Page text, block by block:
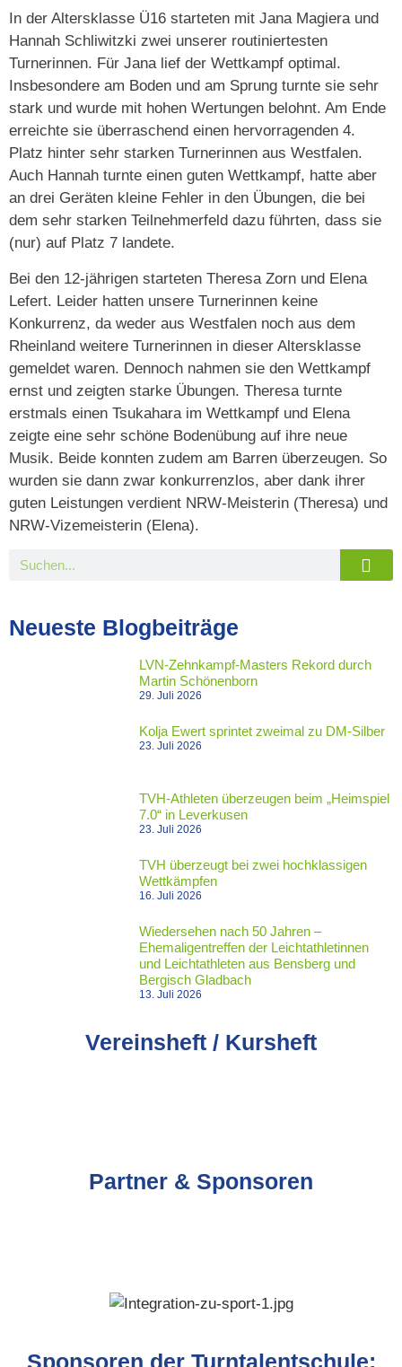
In der Altersklasse Ü16 starteten mit Jana Magiera und
Hannah Schliwitzki zwei unserer routiniertesten
Turnerinnen. Für Jana lief der Wettkampf optimal.
Insbesondere am Boden und am Sprung turnte sie sehr
stark und wurde mit hohen Wertungen belohnt. Am Ende
erreichte sie überraschend einen hervorragenden 4.
Platz hinter sehr starken Turnerinnen aus Westfalen.
Auch Hannah turnte einen guten Wettkampf, hatte aber
an drei Geräten kleine Fehler in den Übungen, die bei
dem sehr starken Teilnehmerfeld dazu führten, dass sie
(nur) auf Platz 7 landete.
Bei den 12-jährigen starteten Theresa Zorn und Elena
Lefert. Leider hatten unsere Turnerinnen keine
Konkurrenz, da weder aus Westfalen noch aus dem
Rheinland weitere Turnerinnen in dieser Altersklasse
gemeldet waren. Dennoch nahmen sie den Wettkampf
ernst und zeigten starke Übungen. Theresa turnte
erstmals einen Tsukahara im Wettkampf und Elena
zeigte eine sehr schöne Bodenübung auf ihre neue
Musik. Beide konnten zudem am Barren überzeugen. So
wurden sie dann zwar konkurrenzlos, aber dank ihrer
guten Leistungen verdient NRW-Meisterin (Theresa) und
NRW-Vizemeisterin (Elena).
Neueste Blogbeiträge
LVN-Zehnkampf-Masters Rekord durch
Martin Schönenborn
29. Juli 2026
Kolja Ewert sprintet zweimal zu DM-Silber
23. Juli 2026
TVH-Athleten überzeugen beim „Heimspiel
7.0“ in Leverkusen
23. Juli 2026
TVH überzeugt bei zwei hochklassigen
Wettkämpfen
16. Juli 2026
Wiedersehen nach 50 Jahren –
Ehemaligentreffen der Leichtathletinnen
und Leichtathleten aus Bensberg und
Bergisch Gladbach
13. Juli 2026
Vereinsheft / Kursheft
Partner & Sponsoren
Sponsoren der Turntalentschule: